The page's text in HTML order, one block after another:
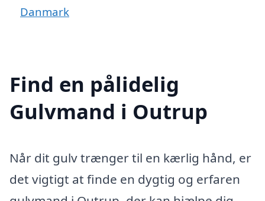
Danmark
Find en pålidelig
Gulvmand i Outrup
Når dit gulv trænger til en kærlig hånd, er
det vigtigt at finde en dygtig og erfaren